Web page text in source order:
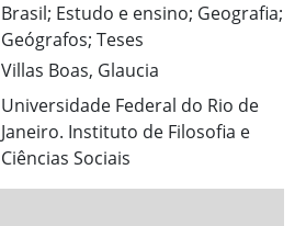
Brasil; Estudo e ensino; Geografia;
Geógrafos; Teses
Villas Boas, Glaucia
Universidade Federal do Rio de
Janeiro. Instituto de Filosofia e
Ciências Sociais